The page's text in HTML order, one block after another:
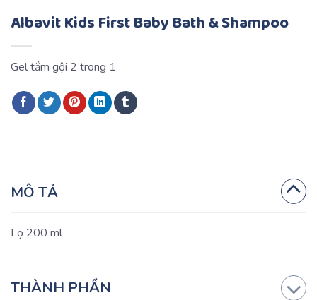
Albavit Kids First Baby Bath & Shampoo
Gel tắm gội 2 trong 1
MÔ TẢ
Lọ 200 ml
THÀNH PHẦN